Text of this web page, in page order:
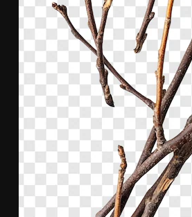
Copyright © 2010-2026Freepik